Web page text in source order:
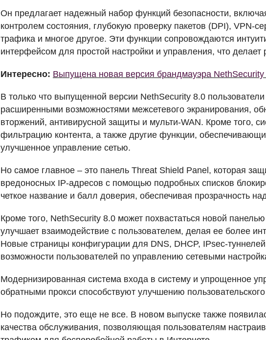
Он предлагает надежный набор функций безопасности,
контролем состояния, глубокую проверку пакетов (DPI), VPN-
трафика и многое другое. Эти функции сопровождаются
интерфейсом для простой настройки и управления, что делает
Интересно: Выпущена новая версия брандмауэра NethSecurity
В только что выпущенной версии NethSecurity 8.0 пользователи
расширенными возможностями межсетевого экранирования,
вторжений, антивирусной защиты и мульти-WAN. Кроме того,
фильтрацию контента, а также другие функции,
улучшенное управление сетью.
Но самое главное – это панель Threat Shield Panel, которая
вредоносных IP-адресов с помощью подробных списков
четкое название и балл доверия, обеспечивая прозрачность
Кроме того, NethSecurity 8.0 может похвастаться новой
улучшает взаимодействие с пользователем, делая ее более
Новые страницы конфигурации для DNS, DHCP, IPsec-
возможности пользователей по управлению сетевыми
Модернизированная система входа в систему и упрощенное
обратными прокси способствуют улучшению
Но подождите, это еще не все. В новом выпуске также
качества обслуживания, позволяющая пользователям